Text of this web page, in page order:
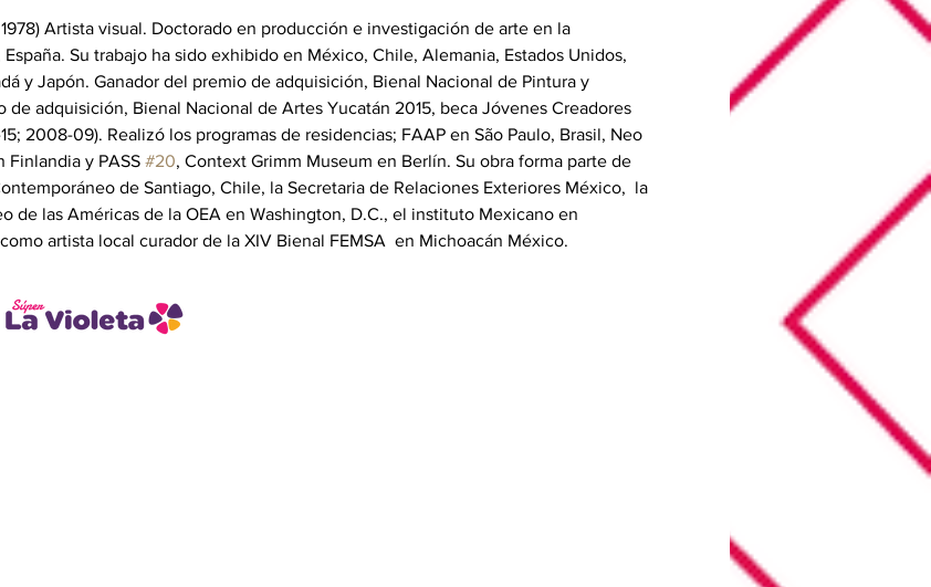
Artista visual. Doctorado en producción e investigación de arte en la
Su trabajo ha sido exhibido en México, Chile, Alemania, Estados Unidos,
y Japón. Ganador del premio de adquisición, Bienal Nacional de Pintura y
adquisición, Bienal Nacional de Artes Yucatán 2015, beca Jóvenes Creadores
2008-09). Realizó los programas de residencias; FAAP en São Paulo, Brasil, Neo
Finlandia y PASS #20, Context Grimm Museum en Berlín. Su obra forma parte de
de Santiago, Chile, la Secretaria de Relaciones Exteriores México,  la
de las Américas de la OEA en Washington, D.C., el instituto Mexicano en
artista local curador de la XIV Bienal FEMSA  en Michoacán México.